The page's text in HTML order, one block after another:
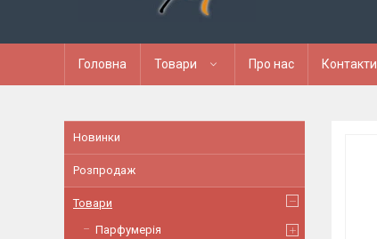
Головна Товари Про нас Контакти
Новинки
Розпродаж
Товари
Парфумерія